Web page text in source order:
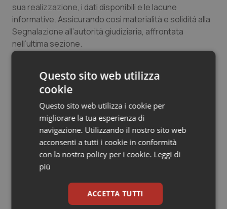
Salute orale & impianti
Sangue & coagulazione
Tumore al seno
Tumore ovarico
Tumori del Polmone & Testa Collo
Tumori gastrointestinali
Ulcera & Reflusso
sua realizzazione, i dati disponibili e le lacune
informative. Assicurando così materialità e solidità alla
Segnalazione all’autorità giudiziaria, affrontata
nell’ultima sezione.
22 Aprile 2011
© Riproduzione riservata
Potrebbe interessarti in
Governo e Parlamento
Questo sito web utilizza
cookie
Questo sito web utilizza i cookie per
migliorare la tua esperienza di
navigazione. Utilizzando il nostro sito web
acconsenti a tutti i cookie in conformità
con la nostra policy per i cookie. Leggi di
più
ACCETTA TUTTI